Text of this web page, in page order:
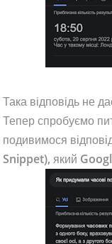
Така відповідь не
Тепер спробуємо
подивимося
Snippet), який